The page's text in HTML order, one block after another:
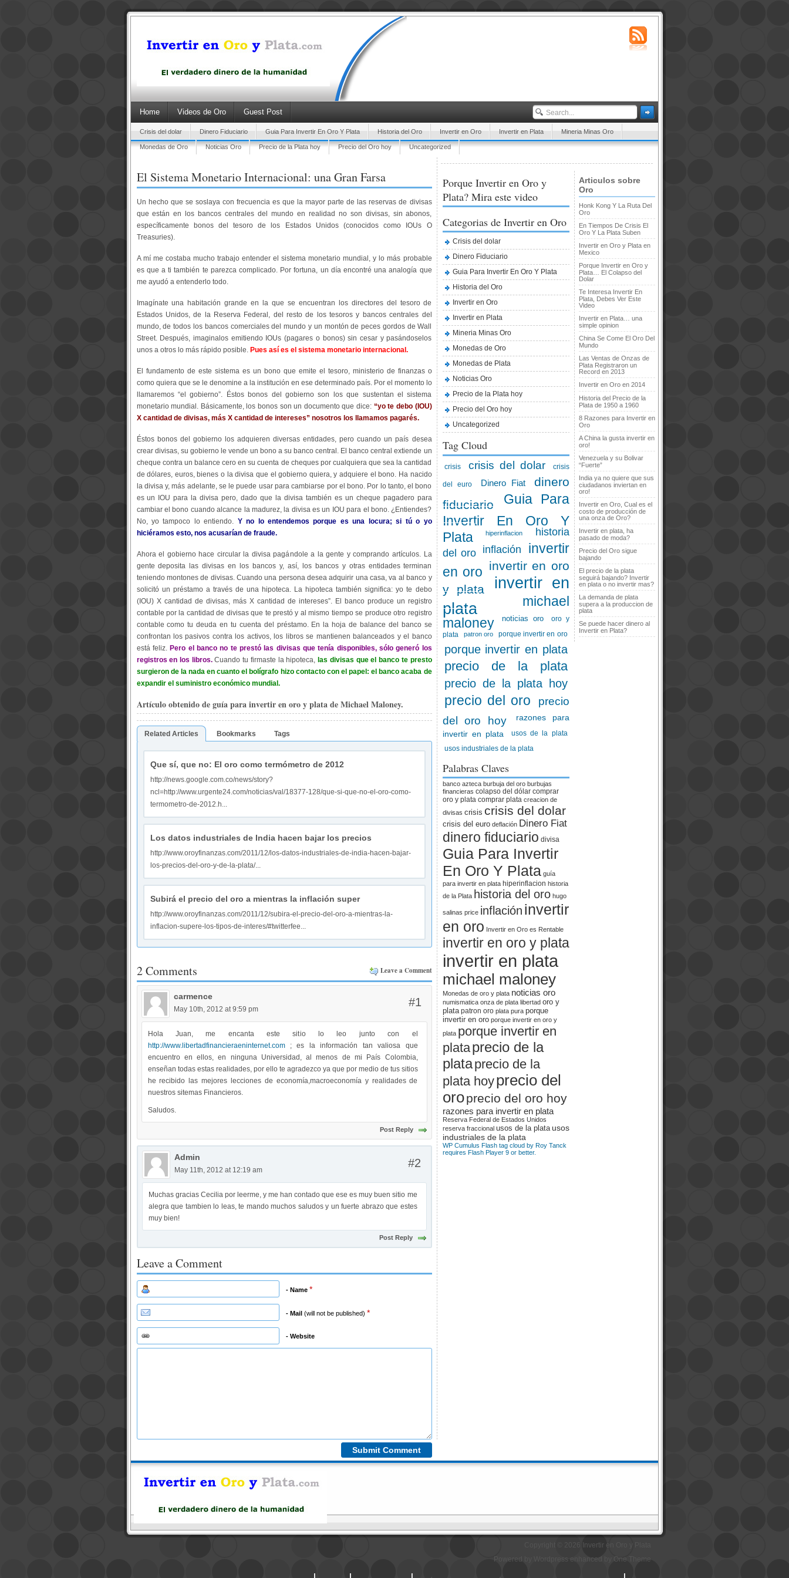
Home Videos de Oro Guest Post
Crisis del dolar Dinero Fiduciario Guia Para Invertir En Oro Y Plata Historia del Oro Invertir en Oro Invertir en Plata Mineria Minas Oro
Monedas de Oro Noticias Oro Precio de la Plata hoy Precio del Oro hoy Uncategorized
El Sistema Monetario Internacional: una Gran Farsa
Un hecho que se soslaya con frecuencia es que la mayor parte de las reservas de divisas
que están en los bancos centrales del mundo en realidad no son divisas, sin abonos,
específicamente bonos del tesoro de los Estados Unidos (conocidos como
IOUs O
Treasuries).
A mí me costaba mucho trabajo entender el sistema monetario mundial, y lo más probable
es que a ti también te parezca complicado. Por fortuna, un día encontré una analogía que
me ayudó a entenderlo todo.
Imagínate una habitación grande en la que se encuentran los directores del tesoro de
Estados Unidos, de la Reserva Federal, del resto de los tesoros y bancos centrales del
mundo, de todos los bancos comerciales del mundo y un montón de peces gordos de Wall
Street. Después, imaginalos emitiendo IOUs (pagares o bonos) sin cesar y pasándoselos
unos a otros lo más rápido posible. Pues así es el sistema monetario internacional.
El fundamento de este sistema es un bono que emite el tesoro, ministerio de finanzas o
como quiera que se le denomine a la institución en ese determinado país. Por el momento lo
llamaremos “el gobierno”. Éstos bonos del gobierno son los que sustentan el sistema
monetario mundial. Básicamente, los bonos son un documento que dice: “yo te debo (IOU)
X cantidad de divisas, más X cantidad de intereses” nosotros los llamamos pagarés.
Éstos bonos del gobierno los adquieren diversas entidades, pero cuando un país desea
crear divisas, su gobierno le vende un bono a su banco central. El banco central extiende un
cheque contra un balance cero en su cuenta de cheques por cualquiera que sea la cantidad
de dólares, euros, bienes o la divisa que el gobierno quiera, y adquiere el bono. Ha nacido
la divisa y, más adelante, se le puede usar para cambiarse por el bono. Por lo tanto, el bono
es un IOU para la divisa pero, dado que la divisa también es un cheque pagadero para
cambiar el bono cuando alcance la madurez, la divisa es un IOU para el bono. ¿Entiendes?
No, yo tampoco lo entiendo. Y no lo entendemos porque es una locura; si tú o yo
hiciéramos esto, nos acusarían de fraude.
Ahora el gobierno hace circular la divisa pagándole a la gente y comprando artículos. La
gente deposita las divisas en los bancos y, así, los bancos y otras entidades terminan
teniendo montones de divisas. Cuando una persona desea adquirir una casa, va al banco y
solicitó un préstamo a través de una hipoteca. La hipoteca también significa: yo te debo
(IOU) X cantidad de divisas, más X cantidad de intereses”. El banco produce un registro
contable por la cantidad de divisas que te prestó y al mismo tiempo se produce otro registro
contable como tu deuda en tu cuenta del préstamo. En la hoja de balance del banco se
confrontan los pasivos contra los activos, los libros se mantienen balanceados y el banco
está feliz. Pero el banco no te prestó las divisas que tenía disponibles, sólo generó los
registros en los libros. Cuando tu firmaste la hipoteca, las divisas que el banco te presto
surgieron de la nada en cuanto el bolígrafo hizo contacto con el papel: el banco acaba de
expandir el suministro económico mundial.
Artículo obtenido de guía para invertir en oro y plata de Michael Maloney.
Related Articles Bookmarks Tags
Que sí, que no: El oro como termómetro de 2012
http://news.google.com.co/news/story?
ncl=http://www.urgente24.com/noticias/val/18377-128/que-si-que-no-el-oro-como-
termometro-de-2012.h...
Los datos industriales de India hacen bajar los precios
http://www.oroyfinanzas.com/2011/12/los-datos-industriales-de-india-hacen-bajar-
los-precios-del-oro-y-de-la-plata/...
Subirá el precio del oro a mientras la inflación super
http://www.oroyfinanzas.com/2011/12/subira-el-precio-del-oro-a-mientras-la-
inflacion-supere-los-tipos-de-interes/#twitterfee...
Leave a Comment
2 Comments
#1
carmence
May 10th, 2012 at 9:59 pm
Hola Juan, me encanta este sitio lo leo junto con el
http://www.libertadfinancieraeninternet.com; es la información tan valiosa que
encuentro en ellos, en ninguna Universidad, al menos de mi País Colombia,
enseñan todas estas realidades, por ello te agradezco ya que por medio de tus sitios
he recibido las mejores lecciones de economía,macroeconomía y realidades de
nuestros sitemas Financieros.
Saludos.
Post Reply
#2
Admin
May 11th, 2012 at 12:19 am
Muchas gracias Cecilia por leerme, y me han contado que ese es muy buen sitio me
alegra que tambien lo leas, te mando muchos saludos y un fuerte abrazo que estes
muy bien!
Post Reply
Leave a Comment
- Name *
- Mail (will not be published) *
- Website
Porque Invertir en Oro y
Plata? Mira este video
Categorias de Invertir en Oro
Crisis del dolar
Dinero Fiduciario
Guia Para Invertir En Oro Y Plata
Historia del Oro
Invertir en Oro
Invertir en Plata
Mineria Minas Oro
Monedas de Oro
Monedas de Plata
Noticias Oro
Precio de la Plata hoy
Precio del Oro hoy
Uncategorized
Tag Cloud
crisis crisis del dolar crisis
del euro Dinero Fiat dinero
fiduciario Guia Para
Invertir En Oro Y
Plata hiperinflacion historia
del oro inflación invertir
en oro invertir en oro
y plata invertir en
plata michael
maloney noticias oro oro y
plata patron oro porque invertir en oro
porque invertir en plata
precio de la plata
precio de la plata hoy
precio del oro precio
del oro hoy razones para
invertir en plata usos de la plata
usos industriales de la plata
Palabras Claves
banco azteca burbuja del oro burbujas
financieras colapso del dólar comprar
oro y plata comprar plata creacion de
divisas crisis crisis del dolar
crisis del euro deflación Dinero Fiat
dinero fiduciario divisa
Guia Para Invertir
En Oro Y Plata guía
para invertir en plata hiperinflacion historia
de la Plata historia del oro hugo
salinas price inflación invertir
en oro Invertir en Oro es Rentable
invertir en oro y plata
invertir en plata
michael maloney
Monedas de oro y plata noticias oro
numismatica onza de plata libertad oro y
plata patron oro plata pura porque
invertir en oro porque invertir en oro y
plata porque invertir en
plataprecio de la
plataprecio de la
plata hoyprecio del
oroprecio del oro hoy
razones para invertir en plata
Reserva Federal de Estados Unidos
reserva fraccional usos de la plata usos
industriales de la plata
WP Cumulus Flash tag cloud by Roy Tanck
requires Flash Player 9 or better.
Articulos sobre
Oro
Honk Kong Y La Ruta Del
Oro
En Tiempos De Crisis El
Oro Y La Plata Suben
Invertir en Oro y Plata en
Mexico
Porque Invertir en Oro y
Plata… El Colapso del
Dolar
Te Interesa Invertir En
Plata, Debes Ver Este
Video
Invertir en Plata… una
simple opinion
China Se Come El Oro Del
Mundo
Las Ventas de Onzas de
Plata Registraron un
Record en 2013
Invertir en Oro en 2014
Historia del Precio de la
Plata de 1950 a 1960
8 Razones para Invertir en
Oro
A China la gusta invertir en
oro!
Venezuela y su Bolivar
“Fuerte”
India ya no quiere que sus
ciudadanos inviertan en
oro!
Invertir en Oro, Cual es el
costo de producción de
una onza de Oro?
Invertir en plata, ha
pasado de moda?
Precio del Oro sigue
bajando
El precio de la plata
seguirá bajando? Invertir
en plata o no invertir mas?
La demanda de plata
supera a la produccion de
plata
Se puede hacer dinero al
Invertir en Plata?
Copyright © 2026 Invertir en Oro y Plata
Powered by Wordpress enhanced by One Theme